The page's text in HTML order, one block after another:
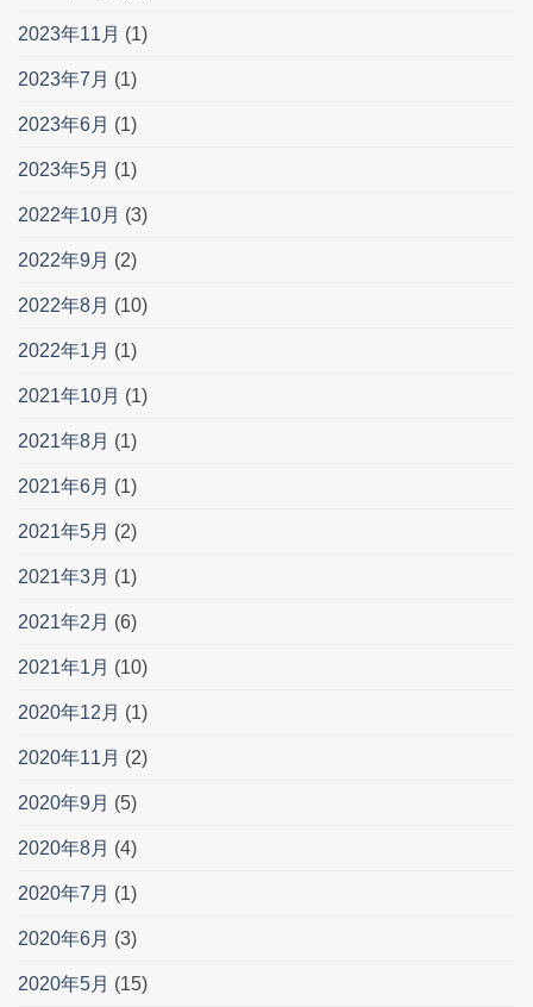
2023年11月 (1)
2023年7月 (1)
2023年6月 (1)
2023年5月 (1)
2022年10月 (3)
2022年9月 (2)
2022年8月 (10)
2022年1月 (1)
2021年10月 (1)
2021年8月 (1)
2021年6月 (1)
2021年5月 (2)
2021年3月 (1)
2021年2月 (6)
2021年1月 (10)
2020年12月 (1)
2020年11月 (2)
2020年9月 (5)
2020年8月 (4)
2020年7月 (1)
2020年6月 (3)
2020年5月 (15)